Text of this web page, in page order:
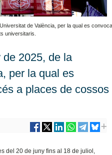
de València, per la qual es convoca
universitaris.
de 2025, de la
per la qual es
a places de cossos
del 20 de juny fins al 18 de juliol,